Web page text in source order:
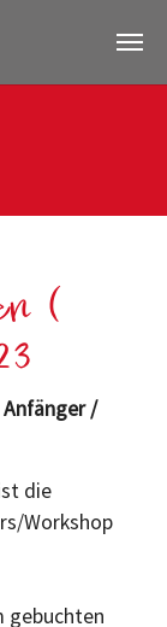
(
/
die
Workshop
gebuchten